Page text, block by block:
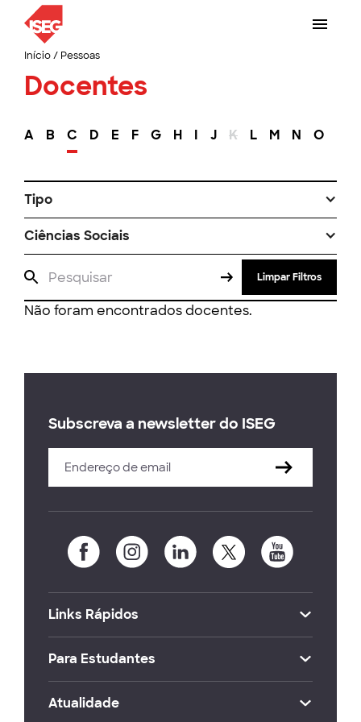
Início/ Pessoas
Docentes
A B C D E F G H I J K L M N O
Tipo
Ciências Sociais
Limpar Filtros
Não foram encontrados docentes.
Subscreva a newsletter do ISEG
Links Rápidos
Para Estudantes
Atualidade